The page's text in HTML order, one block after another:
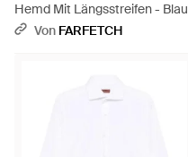
Hemd Mit Längsstreifen - Blau
Von FARFETCH